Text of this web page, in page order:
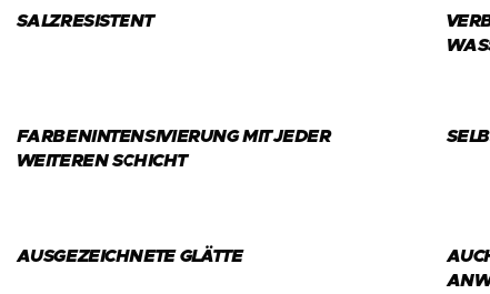
SALZRESISTENT
FARBENINTENSIVIERUNG MIT JEDER
WEITEREN SCHICHT
AUSGEZEICHNETE GLÄTTE